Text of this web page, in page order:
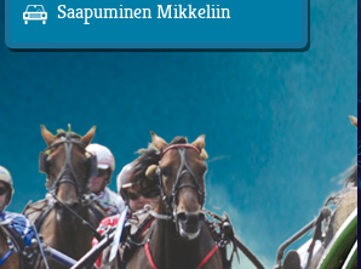
Saapuminen Mikkeliin